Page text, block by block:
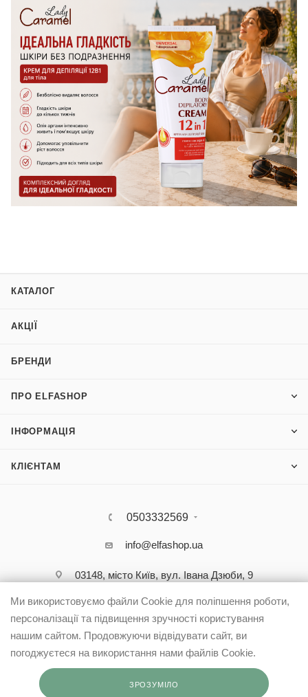
КАТАЛОГ
АКЦІЇ
БРЕНДИ
ПРО ELFASHOP
ІНФОРМАЦІЯ
КЛІЄНТАМ
0503332569
info@elfashop.ua
03148, місто Київ, вул. Івана Дзюби, 9
Ми використовуємо файли Cookie для поліпшення роботи,
персоналізації та підвищення зручності користування
нашим сайтом. Продовжуючи відвідувати сайт, ви
погоджуєтеся на використання нами файлів Cookie.
ЗРОЗУМІЛО